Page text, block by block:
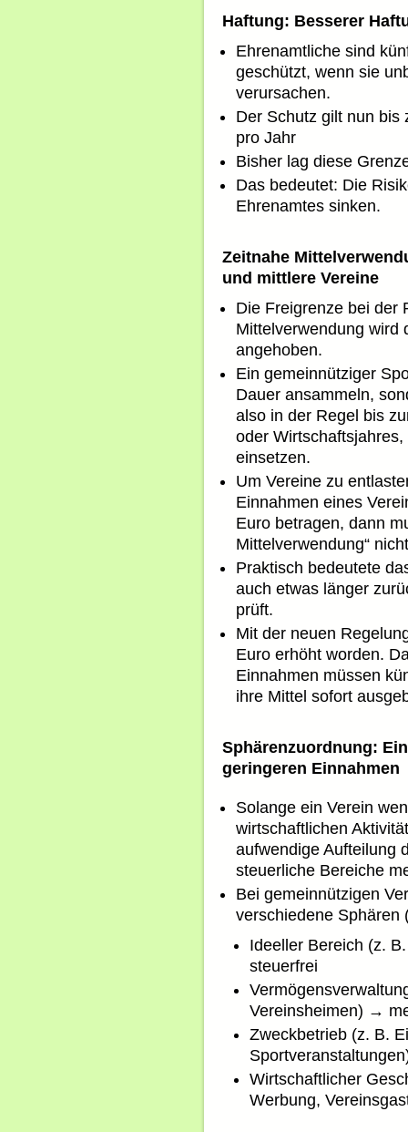
Haftung: Besserer
Ehrenamtliche sind
geschützt, wenn sie
verursachen.
Der Schutz gilt nun bis
pro Jahr
Bisher lag diese
Das bedeutet: Die
Ehrenamtes sinken.
Zeitnahe
und mittlere Vereine
Die Freigrenze bei der
Mittelverwendung wird
angehoben.
Ein gemeinnütziger
Dauer ansammeln,
also in der Regel bis
oder
einsetzen.
Um Vereine zu
Einnahmen eines
Euro betragen, dann
Mittelverwendung“
Praktisch bedeutete
auch etwas länger
prüft.
Mit der neuen
Euro erhöht worden.
Einnahmen müssen
ihre Mittel sofort
Sphärenzuordnung:
geringeren Einnahmen
Solange ein Verein
wirtschaftlichen
aufwendige Aufteilung
steuerliche Bereiche
Bei gemeinnützigen
verschiedene Sphären
Ideeller Bereich (z.
steuerfrei
Vereinsheimen) →
Zweckbetrieb (z. B.
Wirtschaftlicher
Werbung,